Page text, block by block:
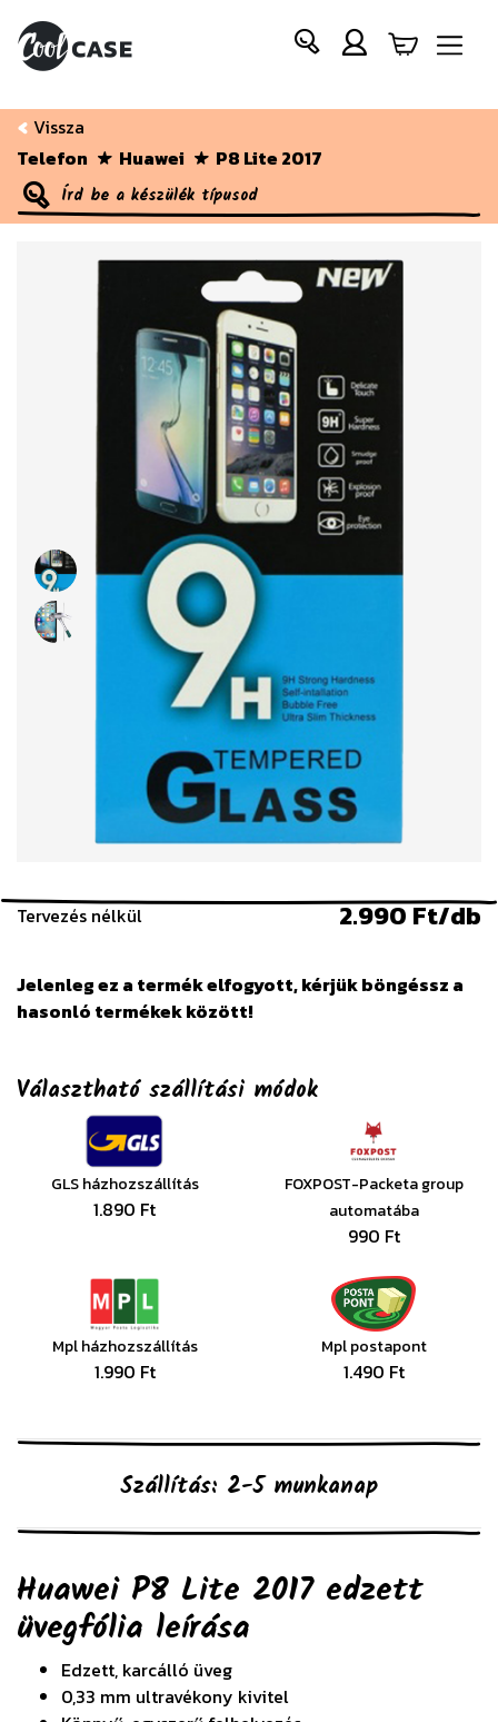
Vissza
Telefon
Huawei P8 Lite 2017
Tervezés nélkül 2.990 Ft/db
Jelenleg ez a termék elfogyott, kérjük böngéssz a
hasonló termékek között!
Választható szállítási módok
GLS házhozszállítás
1.890 Ft
FOXPOST-Packeta group
automatába
990 Ft
Mpl házhozszállítás
1.990 Ft
Mpl postapont
1.490 Ft
Szállítás: 2-5 munkanap
Huawei P8 Lite 2017 edzett
üvegfólia leírása
Edzett, karcálló üveg
0,33 mm ultravékony kivitel